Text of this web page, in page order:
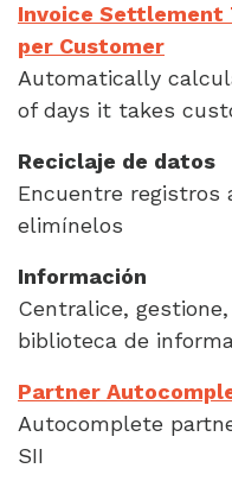
Invoice Settlement
per Customer
Automatically
of days it takes
Reciclaje de datos
Encuentre registros
elimínelos
Información
Centralice,
biblioteca de
Partner
Autocomplete
SII